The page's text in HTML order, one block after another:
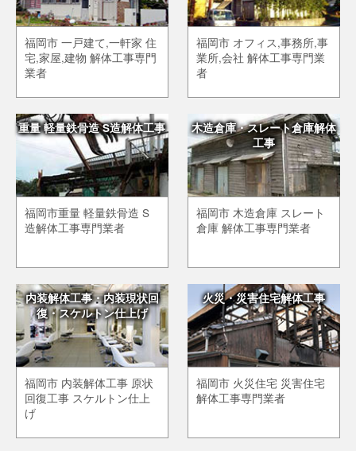
福岡市 一戸建て,一軒家 住
宅,家屋,建物 解体工事専門
業者
福岡市 オフィス,事務所,事
業所,会社 解体工事専門業
者
重量 軽量鉄骨造 S造解体工事
福岡市重量 軽量鉄骨造 S
造解体工事専門業者
木造倉庫・スレート倉庫解体
工事
福岡市 木造倉庫 スレート
倉庫 解体工事専門業者
内装解体工事・内装現状回
復・スケルトン仕上げ
福岡市 内装解体工事 原状
回復工事 スケルトン仕上
げ
火災・災害住宅解体工事
福岡市 火災住宅 災害住宅
解体工事専門業者